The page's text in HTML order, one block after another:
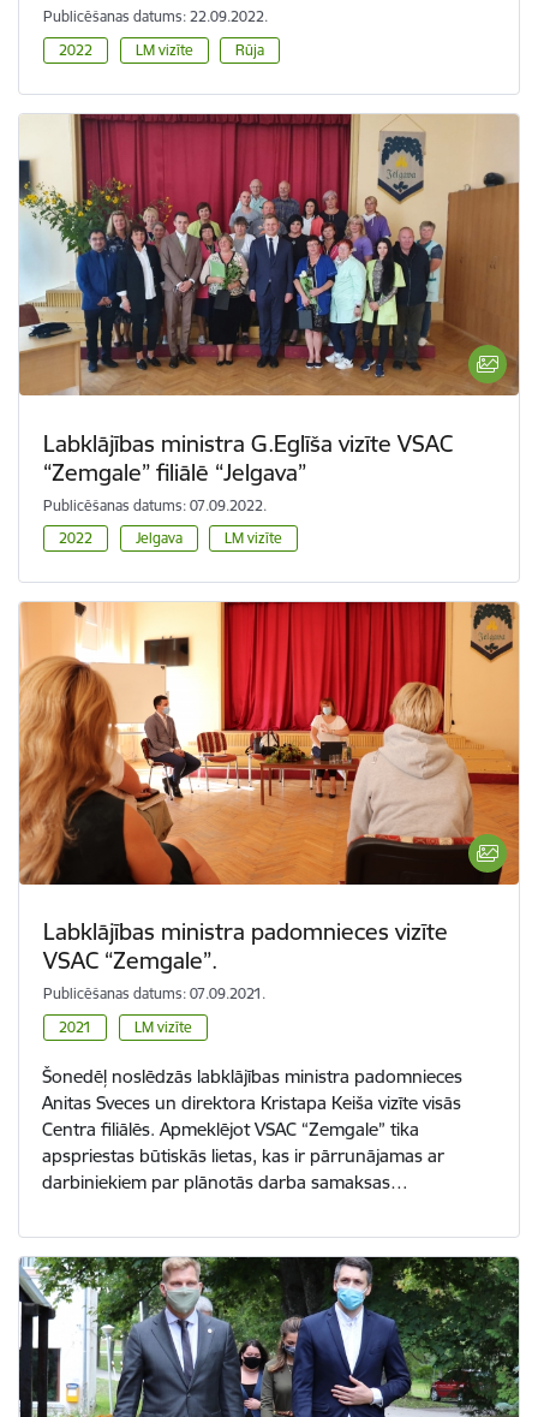
Publicēšanas datums: 22.09.2022.
2022
LM vizīte Rūja
Labklājības ministra G.Eglīša vizīte VSAC
“Zemgale” filiālē “Jelgava”
Publicēšanas datums: 07.09.2022.
2022
Jelgava LM vizīte
Labklājības ministra padomnieces vizīte
VSAC “Zemgale”.
Publicēšanas datums: 07.09.2021.
2021
LM vizīte
Šonedēļ noslēdzās labklājības ministra padomnieces
Anitas Sveces un direktora Kristapa Keiša vizīte visās
Centra filiālēs. Apmeklējot VSAC “Zemgale” tika
apspriestas būtiskās lietas, kas ir pārrunājamas ar
darbiniekiem par plānotās darba samaksas…